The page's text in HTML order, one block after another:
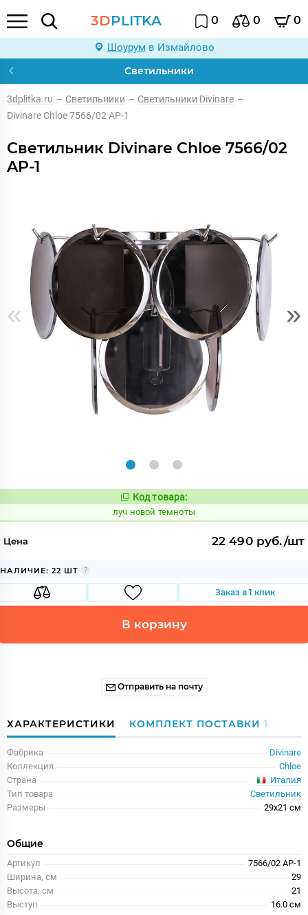
3DPLITKA 0 0 0
Шоурум в Измайлово
Светильники
3dplitka.ru – Светильники – Светильники Divinare –
Divinare Chloe 7566/02 AP-1
Светильник Divinare Chloe 7566/02
AP-1
« »
Код:
898852
Код товара:
луч новой темноты
Цена 22 490 руб./шт
НАЛИЧИЕ: 22 ШТ
Заказ в 1 клик
В корзину
Отправить на почту
ХАРАКТЕРИСТИКИ КОМПЛЕКТ ПОСТАВКИ 1
Фабрика
Divinare
Коллекция
Chloe
Страна
Италия
Тип товара
Светильник
Размеры
29x21 см
Общие
Артикул
7566/02 AP-1
Ширина, см
29
Высота, см
21
Выступ
16.0 см